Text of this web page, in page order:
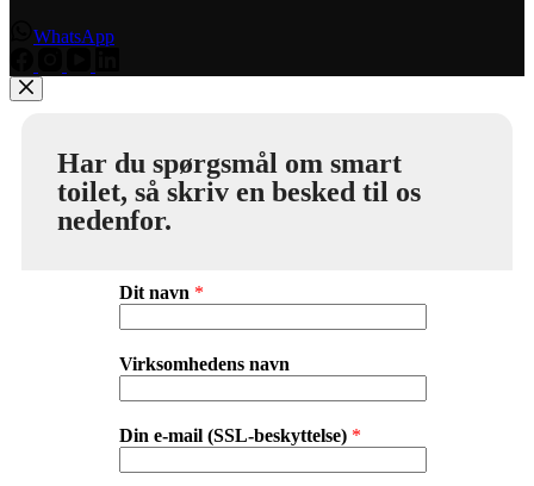
WhatsApp
Har du spørgsmål om smart
toilet, så skriv en besked til os
nedenfor.
Dit navn *
Virksomhedens navn
Din e-mail (SSL-beskyttelse) *